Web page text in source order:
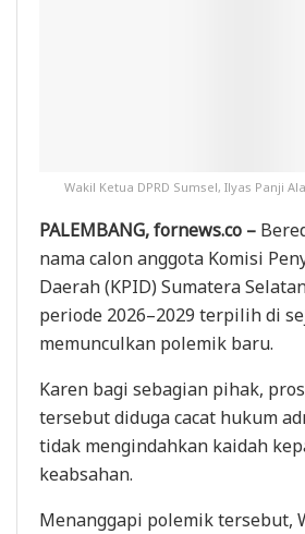
Wakil Ketua DPRD Sumsel, Ilyas Panji
PALEMBANG, fornews.co –
nama calon anggota Komisi
Daerah (KPID) Sumatera
periode 2026–2029 terpilih di
memunculkan polemik baru.
Karen bagi sebagian pihak,
tersebut diduga cacat hukum
tidak mengindahkan kaidah
keabsahan.
Menanggapi polemik tersebut,